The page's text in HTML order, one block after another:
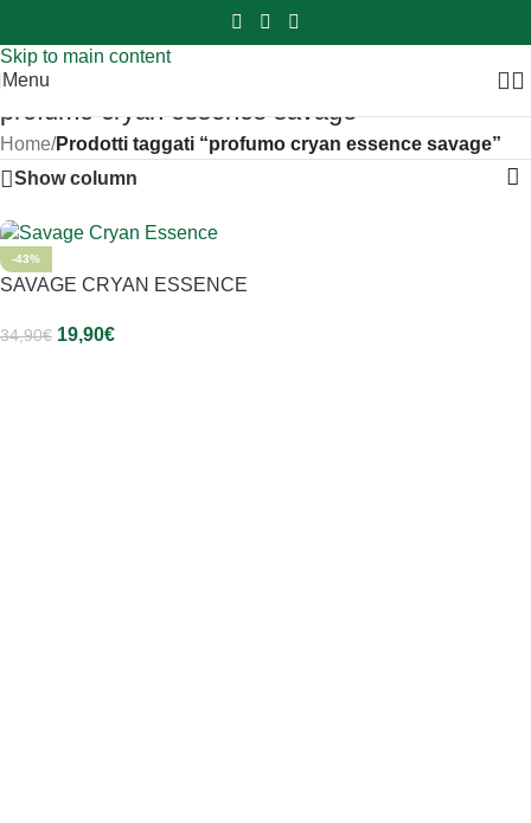
Skip to main content
Sei hai domande contattaci 📲3341056025 - 3886572748
Menu
profumo cryan essence savage
Home/Prodotti taggati “profumo cryan essence savage”
Show column
-43%
SAVAGE CRYAN ESSENCE
34,90€ 19,90€